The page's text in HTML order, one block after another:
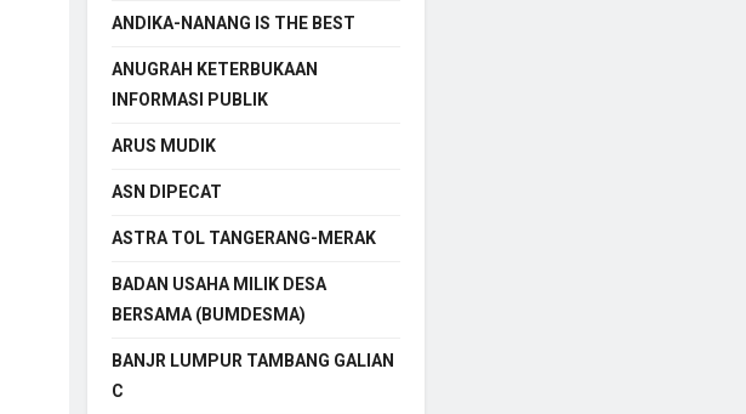
ANDIKA-NANANG IS THE BEST
ANUGRAH KETERBUKAAN
INFORMASI PUBLIK
ARUS MUDIK
ASN DIPECAT
ASTRA TOL TANGERANG-MERAK
BADAN USAHA MILIK DESA
BERSAMA (BUMDESMA)
BANJR LUMPUR TAMBANG GALIAN
C